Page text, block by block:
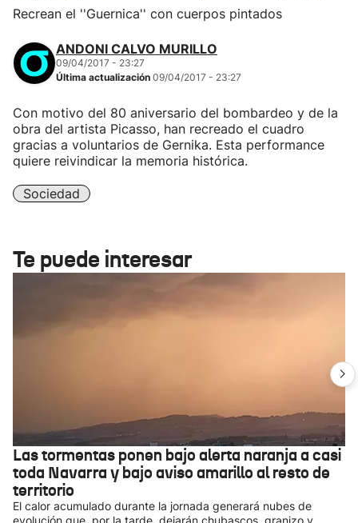
Recrean el ''Guernica'' con cuerpos pintados
ANDONI CALVO MURILLO
09/04/2017 - 23:27
Última actualización 09/04/2017 - 23:27
Con motivo del 80 aniversario del bombardeo y de la
obra del artista Picasso, han recreado el cuadro
gracias a voluntarios de Gernika. Esta performance
quiere reivindicar la memoria histórica.
Sociedad
Te puede interesar
Las tormentas ponen bajo alerta naranja a casi
toda Navarra y bajo aviso amarillo al resto de
territorio
El calor acumulado durante la jornada generará nubes de
evolución que, por la tarde, dejarán chubascos, granizo y